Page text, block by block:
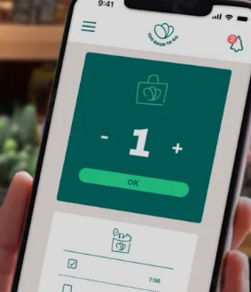
reserveren om op te halen.